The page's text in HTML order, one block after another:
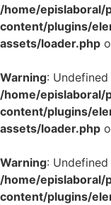
/home/epislaboral/
content/plugins/
assets/loader.php
Warning:
/home/epislaboral/
content/plugins/
assets/loader.php
Warning:
/home/epislaboral/
content/plugins/